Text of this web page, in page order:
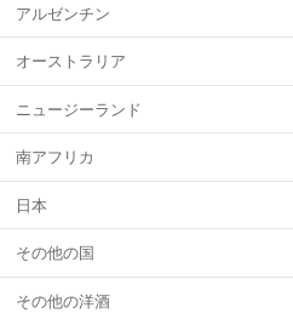
アルゼンチン
オーストラリア
ニュージーランド
南アフリカ
日本
その他の国
その他の洋酒